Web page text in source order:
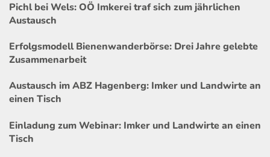
Pichl bei Wels: OÖ Imkerei traf sich zum jährlichen
Austausch
Erfolgsmodell Bienenwanderbörse: Drei Jahre gelebte
Zusammenarbeit
Austausch im ABZ Hagenberg: Imker und Landwirte an
einen Tisch
Einladung zum Webinar: Imker und Landwirte an einen
Tisch